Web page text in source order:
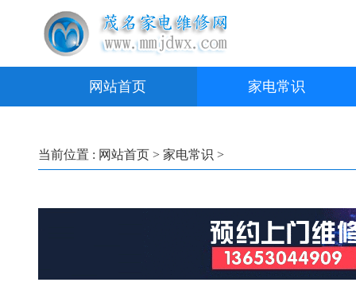
网站首页 家电常识
当前位置 : 网站首页 > 家电常识 >